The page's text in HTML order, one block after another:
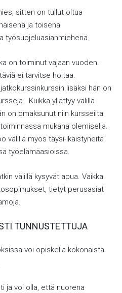
sitten on tullut oltua
ja toisena
työsuojeluasianmiehenä.
on toiminut vajaan vuoden.
ei tarvitse hoitaa.
lisäksi hän on
Kuikka yllättyy välillä
on omaksunut niin kursseilta
mukana olemisella.
välillä myös täysi-ikäistyneitä
työelämäasioissa.
välillä kysyvät apua. Vaikka
tietyt perusasiat
TUNNUSTETTUJA
voi opiskella kokonaista
ja voi olla, että nuorena